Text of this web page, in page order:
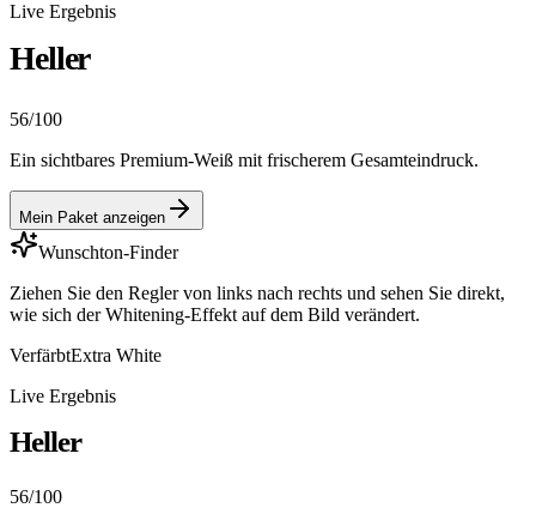
Live Ergebnis
Heller
56/100
Ein sichtbares Premium-Weiß mit frischerem Gesamteindruck.
Mein Paket anzeigen
Wunschton-Finder
Ziehen Sie den Regler von links nach rechts und sehen Sie direkt,
wie sich der Whitening-Effekt auf dem Bild verändert.
VerfärbtExtra White
Live Ergebnis
Heller
56/100